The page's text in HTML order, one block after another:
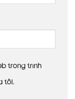
trong trình
tôi.